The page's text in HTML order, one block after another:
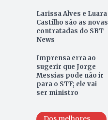
Larissa Alves e Luara
Castilho são as novas
contratadas do SBT
News
Imprensa erra ao
sugerir que Jorge
Messias pode não ir
para o STF; ele vai
ser ministro